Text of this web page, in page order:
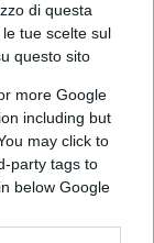
di questa
tue scelte sul
questo sito
more Google
including but
may click to
party tags to
below Google